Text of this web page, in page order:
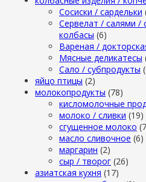
Сосиски / сардельки
Сервелат / салями /
колбасы (6)
Вареная /
Мясные деликатесы
Сало / субпродукты
яйцо птицы (2)
молокопродукты (78)
кисломолочные
молоко / сливки (19)
сгущенное молоко
масло сливочное (6)
маргарин (2)
сыр / творог (26)
азиатская кухня (17)